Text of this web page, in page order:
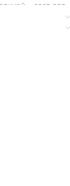
– слот для
двумя
для скейта.